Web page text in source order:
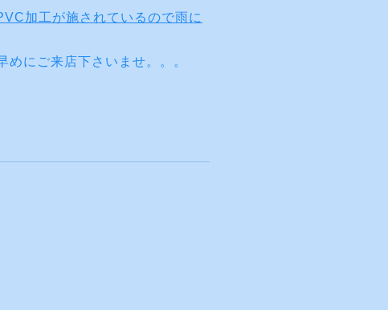
加工が施されているので雨に
にご来店下さいませ。。。